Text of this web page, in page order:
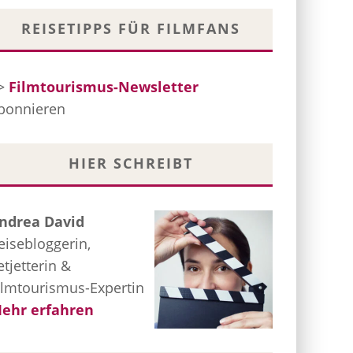
REISETIPPS FÜR FILMFANS
Filmtourismus-Newsletter
HIER SCHREIBT
David
&
Expertin
erfahren